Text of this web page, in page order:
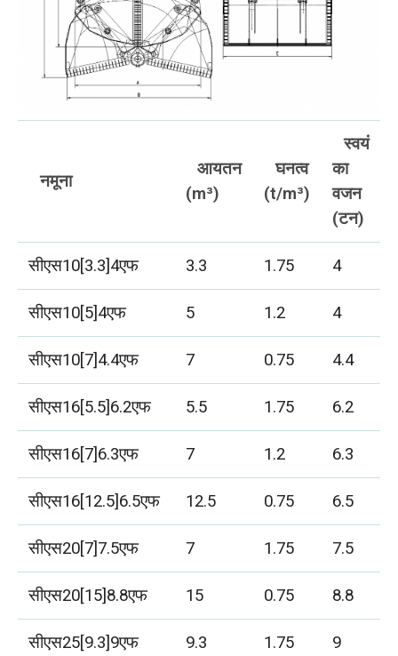
नमूना
आयतन
(m³)
घनत्व
(t/m³)
स्वयं
का
वजन
(टन)
सीएस10[3.3]4एफ 3.3 1.75 4
सीएस10[5]4एफ
5 1.2 4
सीएस10[7]4.4एफ
7 0.75 4.4
सीएस16[5.5]6.2एफ
5.5 1.75 6.2
सीएस16[7]6.3एफ
7 1.2 6.3
सीएस16[12.5]6.5एफ
12.5 0.75 6.5
सीएस20[7]7.5एफ
7 1.75 7.5
सीएस20[15]8.8एफ
15 0.75 8.8
सीएस25[9.3]9एफ
9.3 1.75 9